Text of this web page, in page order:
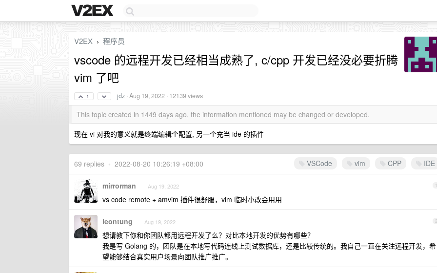
V2EX › 程序员
vscode 的远程开发已经相当成熟了, c/cpp 开发已经没必要折腾
vim 了吧
1 jdz ·Aug 19, 2022 · 12139 views
This topic created in 1449 days ago, the information mentioned may be changed or developed.
现在 vi 对我的意义就是终端编辑个配置, 另一个充当 ide 的插件
VSCode vim CPP IDE
69 replies • 2022-08-20 10:26:19 +08:00
1
mirrorman Aug 19, 2022
vs code remote + amvim 插件很舒服，vim 临时小改会用用
2
leontung Aug 19, 2022
想请教下你和你团队都用远程开发了么？对比本地开发的优势有哪些？
我是写 Golang 的，团队是在本地写代码连线上测试数据库，还是比较传统的。我自己一直在关注远程开发，希
望能够结合真实用户场景向团队推广推广。